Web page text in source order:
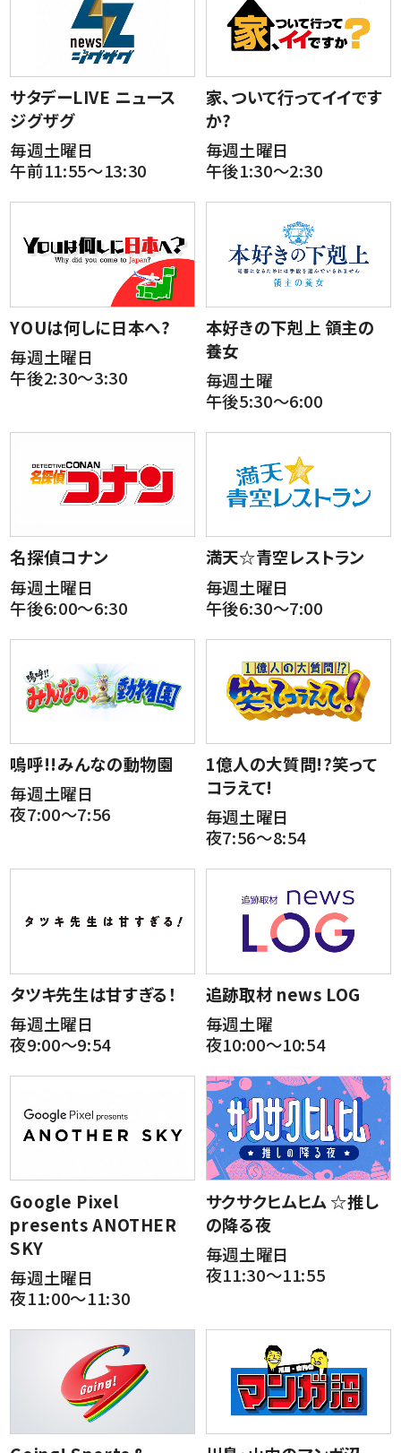
サタデーLIVE ニュース
ジグザグ
毎週土曜日
午前11:55～13:30
家、ついて行ってイイです
か?
毎週土曜日
午後1:30～2:30
YOUは何しに日本へ?
毎週土曜日
午後2:30～3:30
本好きの下剋上 領主の
養女
毎週土曜
午後5:30～6:00
名探偵コナン
毎週土曜日
午後6:00～6:30
満天☆青空レストラン
毎週土曜日
午後6:30～7:00
嗚呼!!みんなの動物園
毎週土曜日
夜7:00～7:56
1億人の大質問!?笑って
コラえて!
毎週土曜日
夜7:56～8:54
タツキ先生は甘すぎる！
毎週土曜日
夜9:00～9:54
追跡取材 news LOG
毎週土曜
夜10:00～10:54
Google Pixel
presents ANOTHER
SKY
毎週土曜日
夜11:00～11:30
サクサクヒムヒム ☆推し
の降る夜
毎週土曜日
夜11:30～11:55